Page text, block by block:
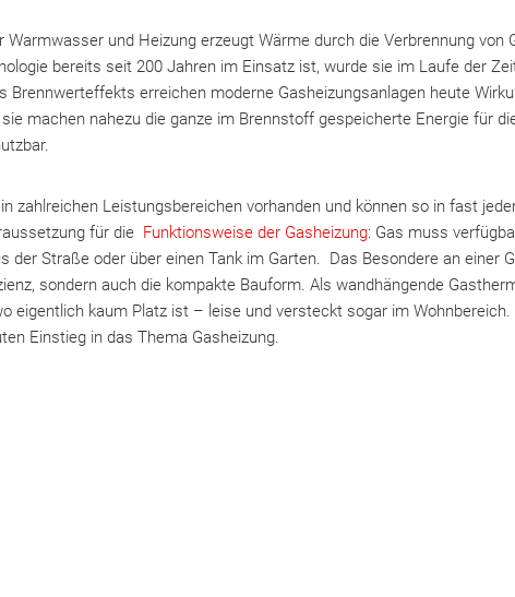
Warmwasser und Heizung erzeugt Wärme durch die Verbrennung von
bereits seit 200 Jahren im Einsatz ist, wurde sie im Laufe der
Brennwerteffekts erreichen moderne Gasheizungsanlagen heute
machen nahezu die ganze im Brennstoff gespeicherte Energie für
zahlreichen Leistungsbereichen vorhanden und können so in fast
für die Funktionsweise der Gasheizung: Gas muss
der Straße oder über einen Tank im Garten. Das Besondere an einer
sondern auch die kompakte Bauform. Als wandhängende
eigentlich kaum Platz ist – leise und versteckt sogar im Wohnbereich.
Einstieg in das Thema Gasheizung.